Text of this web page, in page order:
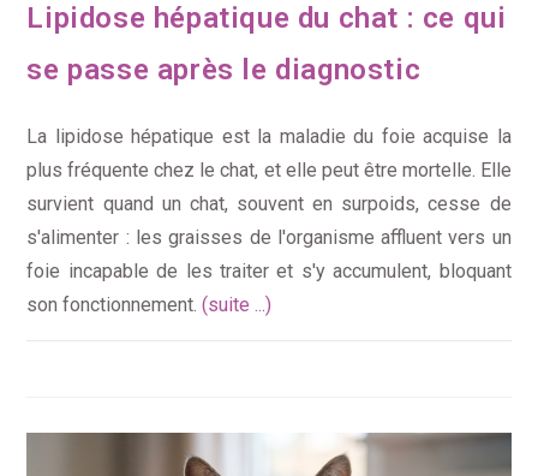
Lipidose hépatique du chat : ce qui
se passe après le diagnostic
La lipidose hépatique est la maladie du foie acquise la
plus fréquente chez le chat, et elle peut être mortelle. Elle
survient quand un chat, souvent en surpoids, cesse de
s'alimenter : les graisses de l'organisme affluent vers un
foie incapable de les traiter et s'y accumulent, bloquant
son fonctionnement.(suite ...)